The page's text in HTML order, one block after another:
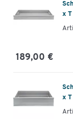
x T
189,00 €
x T